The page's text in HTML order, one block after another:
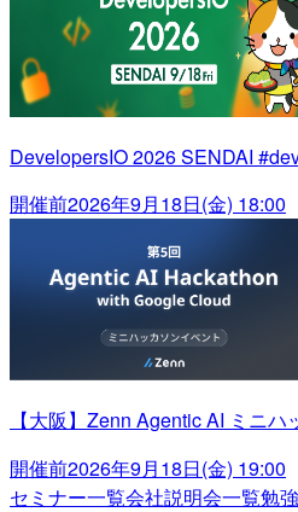
DevelopersIO 2026 SENDAI
開催前2026年9月18日(金) 18:00
【大阪】Zenn Agentic AI ミニ
開催前2026年9月18日(金) 19:00
セミナー一覧会社説明会一覧勉